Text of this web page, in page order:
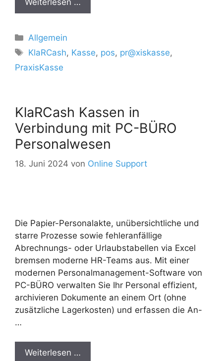
Kategorien
Allgemein
Schlagwörter
KlaRCash, Kasse, pos, pr@xiskasse,
PraxisKasse
KlaRCash Kassen in
Verbindung mit PC-BÜRO
Personalwesen
18. Juni 2024 von Online Support
Die Papier-Personalakte, unübersichtliche und
starre Prozesse sowie fehleranfällige
Abrechnungs- oder Urlaubstabellen via Excel
bremsen moderne HR-Teams aus. Mit einer
modernen Personalmanagement-Software von
PC-BÜRO verwalten Sie Ihr Personal effizient,
archivieren Dokumente an einem Ort (ohne
zusätzliche Lagerkosten) und erfassen die An-
…
Weiterlesen …